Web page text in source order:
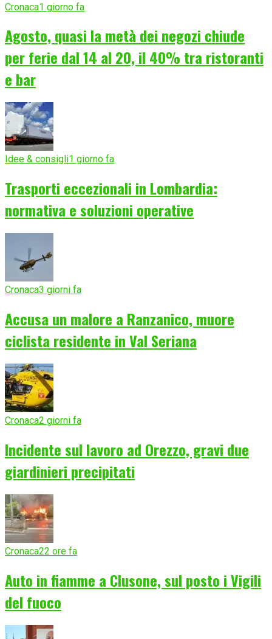
Cronaca1 giorno fa
Agosto, quasi la metà dei negozi chiude
per ferie dal 14 al 20, il 40% tra ristoranti
e bar
Idee & consigli1 giorno fa
Trasporti eccezionali in Lombardia:
normativa e soluzioni operative
Cronaca3 giorni fa
Accusa un malore a Ranzanico, muore
ciclista residente in Val Seriana
Cronaca2 giorni fa
Incidente sul lavoro ad Orezzo, gravi due
giardinieri precipitati
Cronaca22 ore fa
Auto in fiamme a Clusone, sul posto i Vigili
del fuoco